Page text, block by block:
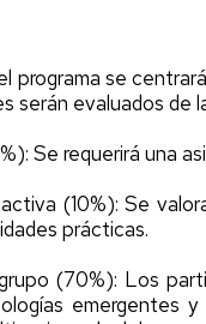
programa se
serán evaluados de
Se requerirá una
(10%): Se
prácticas.
(70%): Los
emergentes